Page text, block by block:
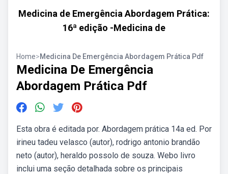
Medicina de Emergência Abordagem Prática:
16ª edição -Medicina de
Home>Medicina De Emergência Abordagem Prática Pdf
Medicina De Emergência
Abordagem Prática Pdf
Esta obra é editada por. Abordagem prática 14a ed. Por
irineu tadeu velasco (autor), rodrigo antonio brandão
neto (autor), heraldo possolo de souza. Webo livro
inclui uma seção detalhada sobre os principais